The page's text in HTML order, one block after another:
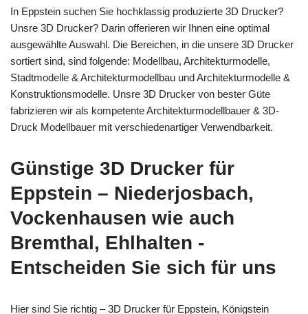
In Eppstein suchen Sie hochklassig produzierte 3D Drucker?
Unsre 3D Drucker? Darin offerieren wir Ihnen eine optimal
ausgewählte Auswahl. Die Bereichen, in die unsere 3D Drucker
sortiert sind, sind folgende: Modellbau, Architekturmodelle,
Stadtmodelle & Architekturmodellbau und Architekturmodelle &
Konstruktionsmodelle. Unsre 3D Drucker von bester Güte
fabrizieren wir als kompetente Architekturmodellbauer & 3D-
Druck Modellbauer mit verschiedenartiger Verwendbarkeit.
Günstige 3D Drucker für
Eppstein – Niederjosbach,
Vockenhausen wie auch
Bremthal, Ehlhalten -
Entscheiden Sie sich für uns
Hier sind Sie richtig – 3D Drucker für Eppstein, Königstein